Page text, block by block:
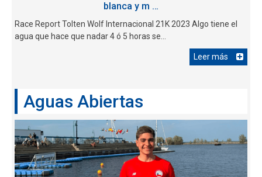
blanca y m …
Race Report Tolten Wolf Internacional 21K 2023 Algo tiene el
agua que hace que nadar 4 ó 5 horas se...
Leer más
Aguas Abiertas